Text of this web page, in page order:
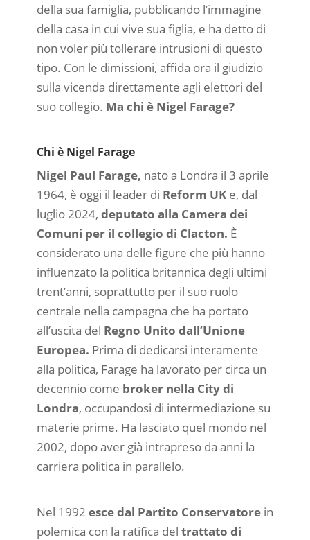
della sua famiglia, pubblicando l’immagine
della casa in cui vive sua figlia, e ha detto di
non voler più tollerare intrusioni di questo
tipo. Con le dimissioni, affida ora il giudizio
sulla vicenda direttamente agli elettori del
suo collegio. Ma chi è Nigel Farage?
Chi è Nigel Farage
Nigel Paul Farage, nato a Londra il 3 aprile
1964, è oggi il leader di Reform UK e, dal
luglio 2024, deputato alla Camera dei
Comuni per il collegio di Clacton. È
considerato una delle figure che più hanno
influenzato la politica britannica degli ultimi
trent’anni, soprattutto per il suo ruolo
centrale nella campagna che ha portato
all’uscita del Regno Unito dall’Unione
Europea. Prima di dedicarsi interamente
alla politica, Farage ha lavorato per circa un
decennio come broker nella City di
Londra, occupandosi di intermediazione su
materie prime. Ha lasciato quel mondo nel
2002, dopo aver già intrapreso da anni la
carriera politica in parallelo.
Nel 1992 esce dal Partito Conservatorein
polemica con la ratifica del trattato di